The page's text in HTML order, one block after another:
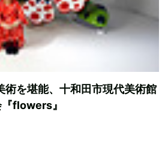
術を堪能、十和田市現代美術館
flowers』